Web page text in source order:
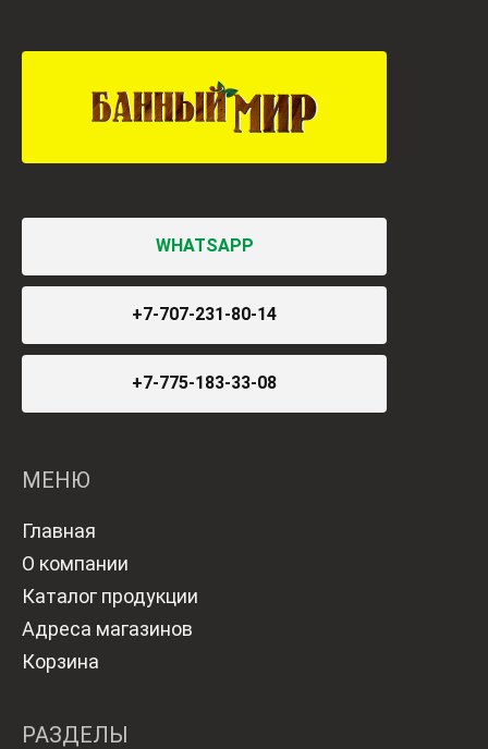
WHATSAPP
+7-707-231-80-14
+7-775-183-33-08
МЕНЮ
Главная
О компании
Каталог продукции
Адреса магазинов
Корзина
РАЗДЕЛЫ